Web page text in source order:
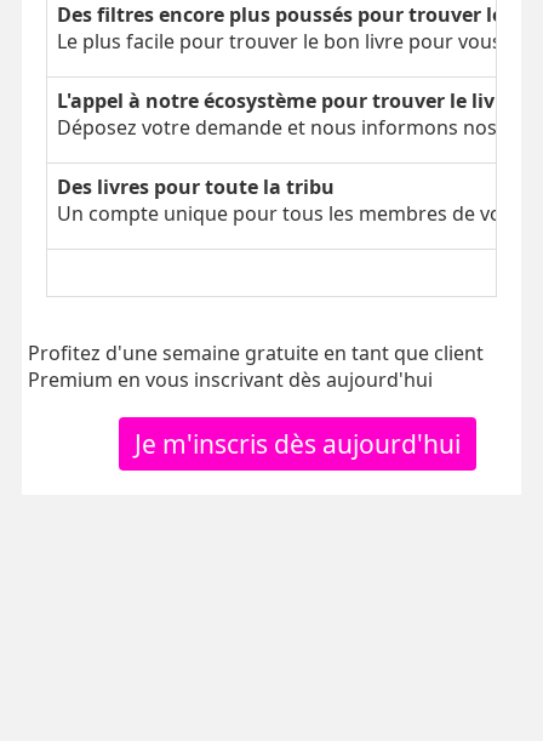
Des filtres encore plus poussés pour trouver le
Le plus facile pour trouver le bon livre pour vous
L'appel à notre écosystème pour trouver le livre
Déposez votre demande et nous informons nos
Des livres pour toute la tribu
Un compte unique pour tous les membres de votre
Profitez d'une semaine gratuite en tant que client
Premium en vous inscrivant dès aujourd'hui
Je m'inscris dès aujourd'hui